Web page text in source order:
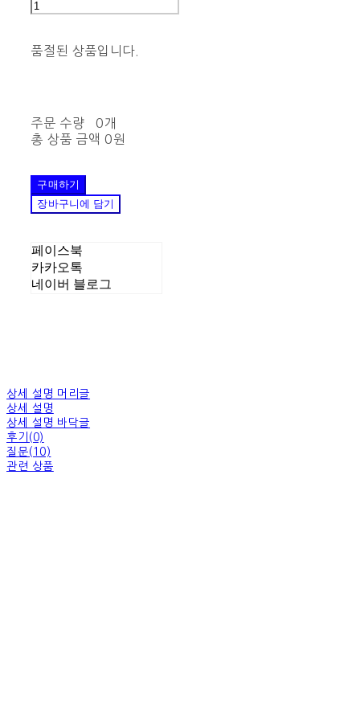
품절된 상품입니다.
주문 수량
0개
총 상품 금액 0원
구매하기
장바구니에 담기
페이스북
카카오톡
네이버 블로그
상세 설명 머리글
상세 설명
상세 설명 바닥글
후기(0)
질문(10)
관련 상품